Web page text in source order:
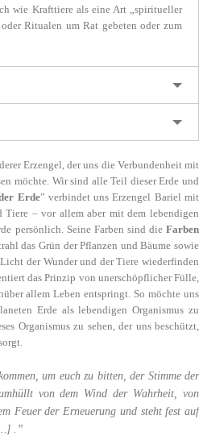
wie Krafttiere als eine Art „spiritueller
Ritualen um Rat gebeten oder zum
Erzengel, der uns die Verbundenheit mit
möchte. Wir sind alle Teil dieser Erde und
Erde” verbindet uns Erzengel Bariel mit
Tiere – vor allem aber mit dem lebendigen
persönlich. Seine Farben sind die Farben
das Grün der Pflanzen und Bäume sowie
der Wunder und der Tiere wiederfinden
das Prinzip von unerschöpflicher Fülle,
allem Leben entspringt. So möchte uns
Erde als lebendigen Organismus zu
Organismus zu sehen, der uns beschützt,
um euch zu bitten, der Stimme der
von dem Wind der Wahrheit, von
Feuer der Erneuerung und steht fest auf
.”